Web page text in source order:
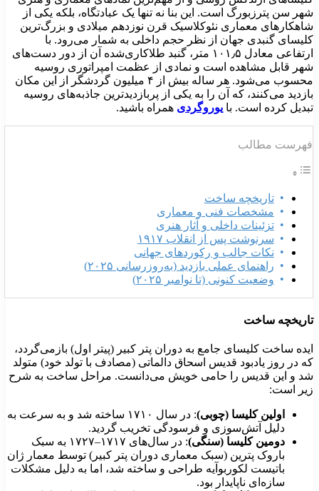
سن پترزبورگ است. این بنا نه تنها یک عبادتگاه، بلکه یکی از
معماری نئوکلاسیک قرن نوزدهم میلادی و بزرگ‌ترین
گنبدی جهان از نظر حجم داخلی به شمار می‌رود. با
ارتفاعی معادل ۱۰۱٫۵ متر، گنبد طلاکاری‌شده آن از دور دست‌های
قابل مشاهده است و نمادی از عظمت امپراتوری روسیه
محسوب می‌شود. هر ساله بیش از ۴ میلیون گردشگر از این مکان
می‌کنند، که آن را به یکی از پربازدیدترین جاذبه‌های روسیه
کرده است. با یوروگردیهمراه باشید.
مطالب
تاریخچه ساخت
مشخصات فنی و معماری
تزئینات داخلی و آثار هنری
سرنوشت پس از انقلاب ۱۹۱۷
نکات جالب و رکوردهای جهانی
راهنمای عملی بازدید (به‌روزرسانی ۲۰۲۵)
وضعیت کنونی (تا نوامبر ۲۰۲۵)
ساخت
ساخت کلیسای جامع به دوران پتر کبیر (پیتر اول) بازمی‌گردد،
در روز یادبود قدیس اسحاق دالماتی (مصادف با تولد خود) متولد
و این قدیس را حامی خویش می‌دانست. مراحل ساخت به شرح
است:
اولین کلیسا (چوبی)
: در سال ۱۷۱۰ ساخته شد و به سرعت به
دلیل آتش‌سوزی و فرسودگی تخریب گردید.
دومین کلیسا (سنگی)
: در سال‌های ۱۷۱۷–۱۷۲۷ به سبک
باروک پترین (سبک معماری دوران پتر کبیر) توسط معمار ژان
باتیست لکوربوآیه طراحی و ساخته شد، اما به دلیل مشکلات
سازه‌ای ناپایدار بود.